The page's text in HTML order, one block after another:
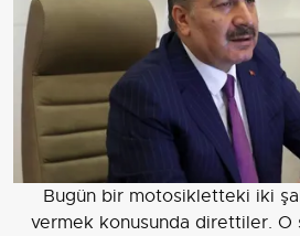
Bugün bir motosikletteki iki
vermek konusunda direttiler. O